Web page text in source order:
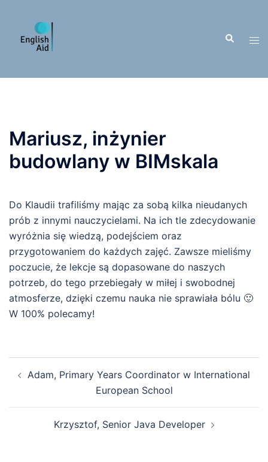
treści
Mariusz, inżynier
budowlany w BIMskala
Do Klaudii trafiliśmy mając za sobą kilka nieudanych
prób z innymi nauczycielami. Na ich tle zdecydowanie
wyróżnia się wiedzą, podejściem oraz
przygotowaniem do każdych zajęć. Zawsze mieliśmy
poczucie, że lekcje są dopasowane do naszych
potrzeb, do tego przebiegały w miłej i swobodnej
atmosferze, dzięki czemu nauka nie sprawiała bólu 🙂
W 100% polecamy!
wpisy
Adam, Primary Years Coordinator w International
European School
Krzysztof, Senior Java Developer